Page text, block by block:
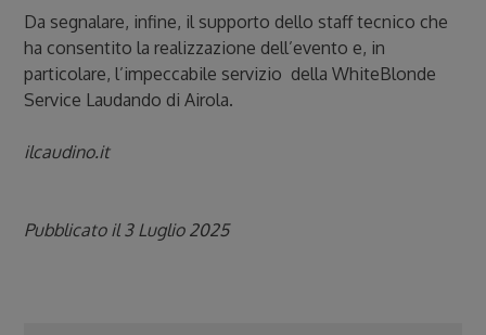
Da segnalare, infine, il supporto dello staff tecnico che
ha consentito la realizzazione dell’evento e, in
particolare, l’impeccabile servizio della WhiteBlonde
Service Laudando di Airola.
ilcaudino.it
Pubblicato il 3 Luglio 2025